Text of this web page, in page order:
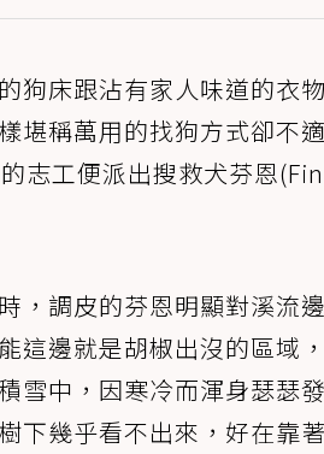
狗床跟沾有家人味道的衣
堪稱萬用的找狗方式卻不
志工便派出搜救犬芬恩
，調皮的芬恩明顯對溪流
這邊就是胡椒出沒的區域
雪中，因寒冷而渾身瑟瑟
下幾乎看不出來，好在靠